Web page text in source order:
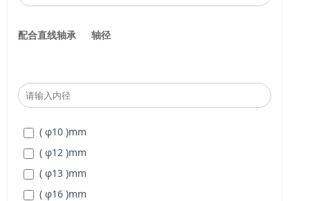
配合直线轴承 轴径
( φ10 )mm
( φ12 )mm
( φ13 )mm
( φ16 )mm